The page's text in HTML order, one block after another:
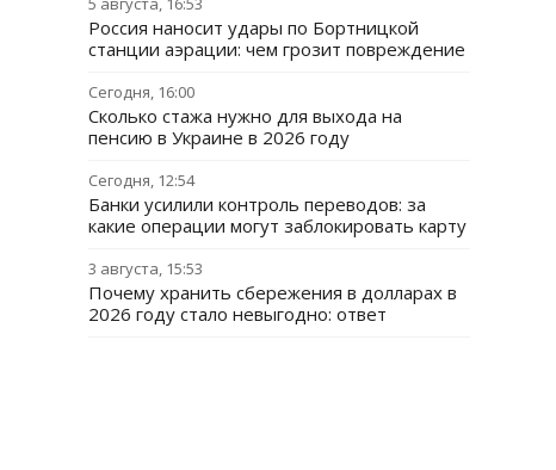
Россия наносит удары по Бортницкой
станции аэрации: чем грозит повреждение
Сегодня, 16:00
Сколько стажа нужно для выхода на
пенсию в Украине в 2026 году
Сегодня, 12:54
Банки усилили контроль переводов: за
какие операции могут заблокировать карту
3 августа, 15:53
Почему хранить сбережения в долларах в
2026 году стало невыгодно: ответ